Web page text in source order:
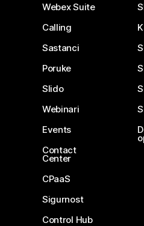
Webex Suite
Calling
Sastanci
Poruke
Slido
Webinari
Events
Contact
Center
CPaaS
Sigurnost
Control Hub